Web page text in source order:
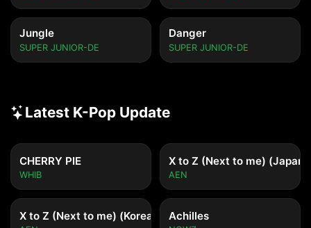
Jungle
SUPER JUNIOR-DE
Danger
SUPER JUNIOR-DE
Latest K-Pop Update
CHERRY PIE
WHIB
X to Z (Next to me)
AEN
X to Z (Next to me) (Korean ver.)Achilles